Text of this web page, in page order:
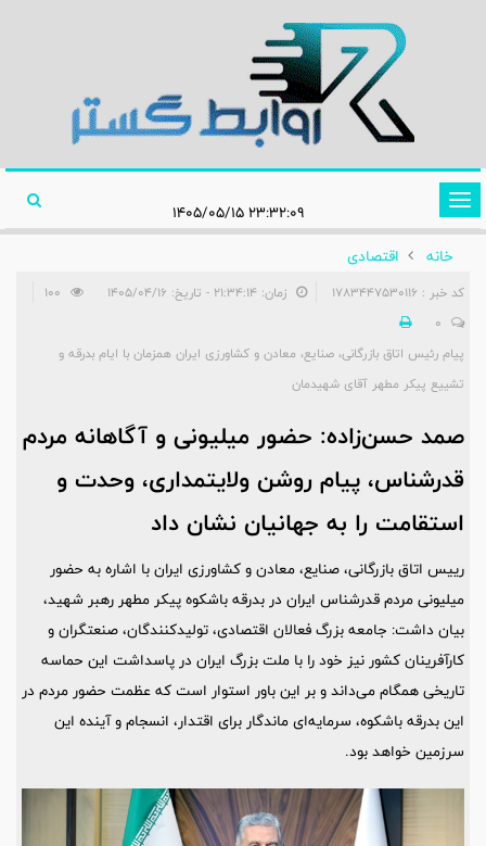
تغییر
وضعیت
ناوبری
خانه
اقتصادی
کد خبر : 1783447530116 زمان: ۲۱:۳۴:۱۴ - تاریخ: ۱۴۰۵/۰۴/۱۶
0
پیام رئیس اتاق بازرگانی، صنایع، معادن و کشاورزی ایران همزمان با ایام بدرقه و
تشییع پیکر مطهر آقای شهیدمان
صمد حسن‌زاده: حضور میلیونی و آگاهانه مردم
قدرشناس، پیام روشن ولایتمداری، وحدت و
استقامت را به جهانیان نشان داد
رییس اتاق بازرگانی، صنایع، معادن و کشاورزی ایران با اشاره به حضور
میلیونی مردم قدرشناس ایران در بدرقه باشکوه پیکر مطهر رهبر شهید،
بیان داشت: جامعه بزرگ فعالان اقتصادی، تولیدکنندگان، صنعتگران و
کارآفرینان کشور نیز خود را با ملت بزرگ ایران در پاسداشت این حماسه
تاریخی همگام می‌داند و بر این باور استوار است که عظمت حضور مردم در
این بدرقه باشکوه، سرمایه‌ای ماندگار برای اقتدار، انسجام و آینده این
سرزمین خواهد بود.